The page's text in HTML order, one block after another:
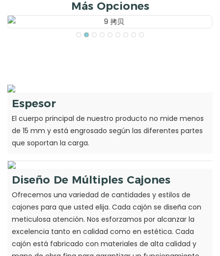
Más Opciones
Espesor
El cuerpo principal de nuestro producto no mide menos
de 15 mm y está engrosado según las diferentes partes
que soportan la carga.
Diseño De Múltiples Cajones
Ofrecemos una variedad de cantidades y estilos de
cajones para que usted elija. Cada cajón se diseña con
meticulosa atención. Nos esforzamos por alcanzar la
excelencia tanto en calidad como en estética. Cada
cajón está fabricado con materiales de alta calidad y